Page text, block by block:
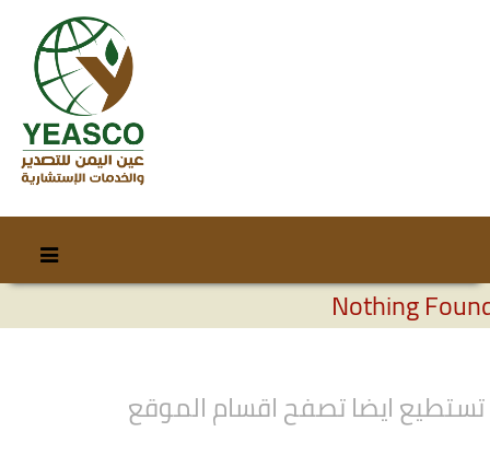
content
Nothing
تستطيع ايضا تصفح اقسام الموقع